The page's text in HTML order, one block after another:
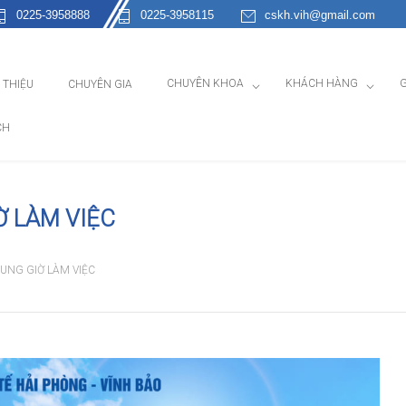
0225-3958888 0225-3958115 cskh.vih@gmail.com
THIỆU CHUYÊN GIA CHUYÊN KHOA KHÁCH HÀNG
LÀM VIỆC
GIỜ LÀM VIỆC